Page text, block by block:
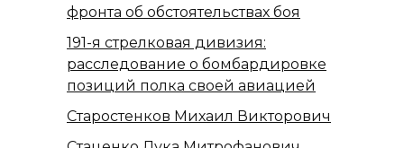
фронта об обстоятельствах боя
191-я стрелковая дивизия:
расследование о бомбардировке
позиций полка своей авиацией
Старостенков Михаил Викторович